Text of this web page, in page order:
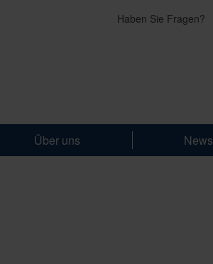
Haben Sie Fragen?
Über uns News